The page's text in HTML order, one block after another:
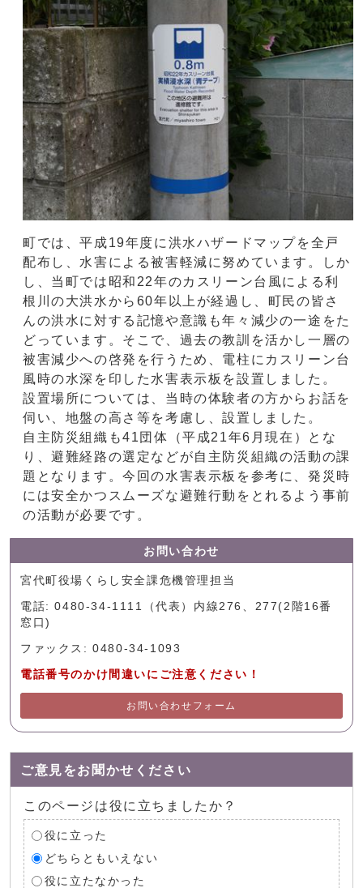
町では、平成19年度に洪水ハザードマップを全戸
配布し、水害による被害軽減に努めています。しか
し、当町では昭和22年のカスリーン台風による利
根川の大洪水から60年以上が経過し、町民の皆さ
んの洪水に対する記憶や意識も年々減少の一途をた
どっています。そこで、過去の教訓を活かし一層の
被害減少への啓発を行うため、電柱にカスリーン台
風時の水深を印した水害表示板を設置しました。
設置場所については、当時の体験者の方からお話を
伺い、地盤の高さ等を考慮し、設置しました。
自主防災組織も41団体（平成21年6月現在）とな
り、避難経路の選定などが自主防災組織の活動の課
題となります。今回の水害表示板を参考に、発災時
には安全かつスムーズな避難行動をとれるよう事前
の活動が必要です。
お問い合わせ
宮代町役場くらし安全課危機管理担当
電話: 0480-34-1111（代表）内線276、277(2階16番
窓口)
ファックス: 0480-34-1093
電話番号のかけ間違いにご注意ください！
お問い合わせフォーム
ご意見をお聞かせください
このページは役に立ちましたか？
役に立った
どちらともいえない
役に立たなかった